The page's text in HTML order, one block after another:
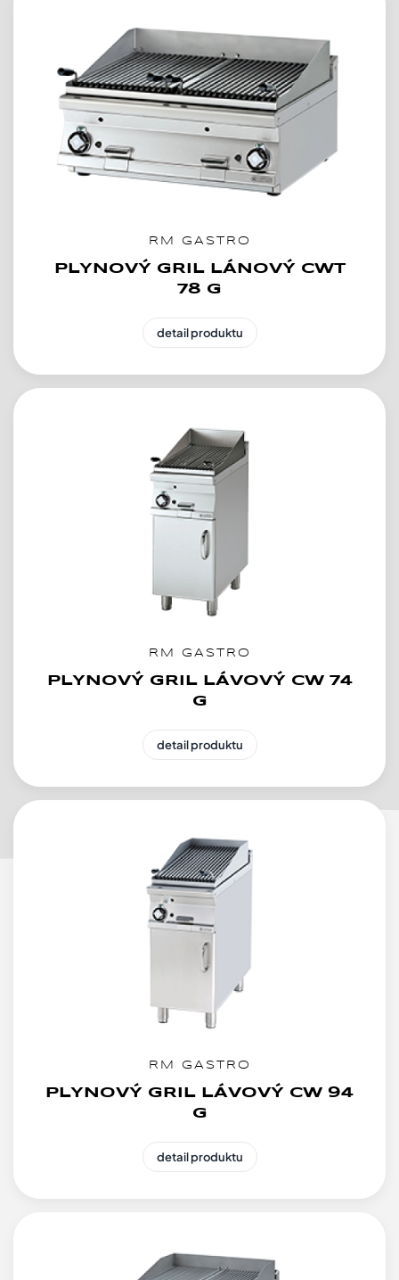
RM GASTRO
PLYNOVÝ GRIL LÁNOVÝ CWT
78 G
detail produktu
RM GASTRO
PLYNOVÝ GRIL LÁVOVÝ CW 74
G
detail produktu
RM GASTRO
PLYNOVÝ GRIL LÁVOVÝ CW 94
G
detail produktu